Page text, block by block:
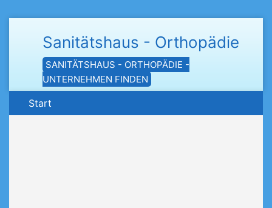
Sanitätshaus - Orthopädie
SANITÄTSHAUS - ORTHOPÄDIE -
UNTERNEHMEN FINDEN
Start